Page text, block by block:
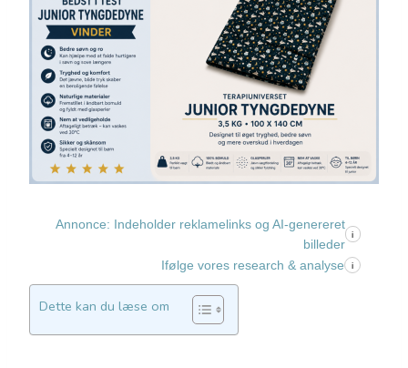
Annonce: Indeholder reklamelinks og AI-genereret
billeder
i
Ifølge vores research & analyse i
Dette kan du læse om